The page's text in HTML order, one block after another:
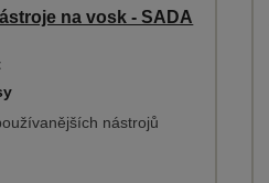
na vosk - SADA
nástrojů